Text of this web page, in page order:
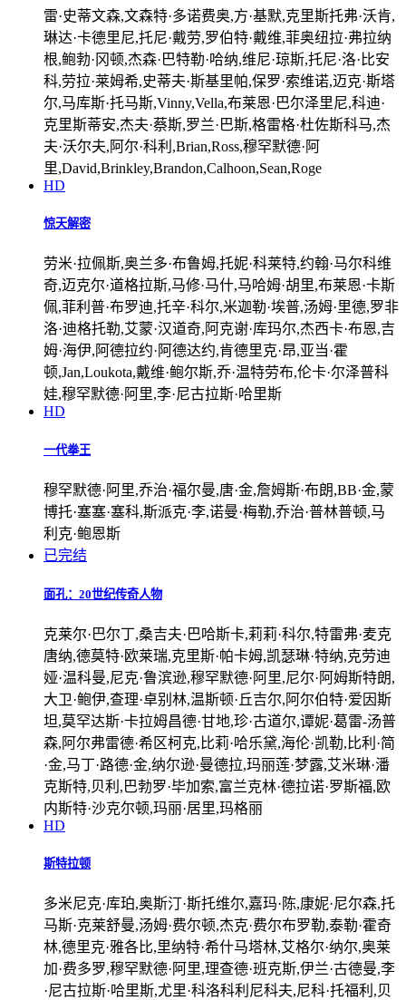
雷·史蒂文森,文森特·多诺费奥,方·基默,克里斯托弗·沃肯,
琳达·卡德里尼,托尼·戴劳,罗伯特·戴维,菲奥纽拉·弗拉纳
根,鲍勃·冈顿,杰森·巴特勒·哈纳,维尼·琼斯,托尼·洛·比安
科,劳拉·莱姆希,史蒂夫·斯基里帕,保罗·索维诺,迈克·斯塔
尔,马库斯·托马斯,Vinny,Vella,布莱恩·巴尔泽里尼,科迪·
克里斯蒂安,杰夫·蔡斯,罗兰·巴斯,格雷格·杜佐斯科马,杰
夫·沃尔夫,阿尔·科利,Brian,Ross,穆罕默德·阿
里,David,Brinkley,Brandon,Calhoon,Sean,Roge
HD
惊天解密
劳米·拉佩斯,奥兰多·布鲁姆,托妮·科莱特,约翰·马尔科维
奇,迈克尔·道格拉斯,马修·马什,马哈姆·胡里,布莱恩·卡斯
佩,菲利普·布罗迪,托辛·科尔,米迦勒·埃普,汤姆·里德,罗非
洛·迪格托勒,艾蒙·汉道奇,阿克谢·库玛尔,杰西卡·布恩,吉
姆·海伊,阿德拉约·阿德达约,肯德里克·昂,亚当·霍
顿,Jan,Loukota,戴维·鲍尔斯,乔·温特劳布,伦卡·尔泽普科
娃,穆罕默德·阿里,李·尼古拉斯·哈里斯
HD
一代拳王
穆罕默德·阿里,乔治·福尔曼,唐·金,詹姆斯·布朗,BB·金,蒙
博托·塞塞·塞科,斯派克·李,诺曼·梅勒,乔治·普林普顿,马
利克·鲍恩斯
已完结
面孔：20世纪传奇人物
克莱尔·巴尔丁,桑吉夫·巴哈斯卡,莉莉·科尔,特雷弗·麦克
唐纳,德莫特·欧莱瑞,克里斯·帕卡姆,凯瑟琳·特纳,克劳迪
娅·温科曼,尼克·鲁滨逊,穆罕默德·阿里,尼尔·阿姆斯特朗,
大卫·鲍伊,查理·卓别林,温斯顿·丘吉尔,阿尔伯特·爱因斯
坦,莫罕达斯·卡拉姆昌德·甘地,珍·古道尔,谭妮·葛雷-汤普
森,阿尔弗雷德·希区柯克,比莉·哈乐黛,海伦·凯勒,比利·简
·金,马丁·路德·金,纳尔逊·曼德拉,玛丽莲·梦露,艾米琳·潘
克斯特,贝利,巴勃罗·毕加索,富兰克林·德拉诺·罗斯福,欧
内斯特·沙克尔顿,玛丽·居里,玛格丽
HD
斯特拉顿
多米尼克·库珀,奥斯汀·斯托维尔,嘉玛·陈,康妮·尼尔森,托
马斯·克莱舒曼,汤姆·费尔顿,杰克·费尔布罗勒,泰勒·霍奇
林,德里克·雅各比,里纳特·希什马塔林,艾格尔·纳尔,奥莱
加·费多罗,穆罕默德·阿里,理查德·班克斯,伊兰·古德曼,李
·尼古拉斯·哈里斯,尤里·科洛科利尼科夫,尼科·托福利,贝